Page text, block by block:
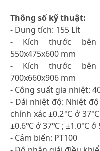
Thông số kỹ thuật:
- Dung tích: 155 Lít
- Kích thước bên
550x475x600 mm
- Kích thước bên
700x660x906 mm
- Công suất gia nhiệt:
- Dải nhiệt độ: Nhiệt
chính xác ±0.2℃ ở
±0.6℃ ở 37℃ ; ±1.0℃ ở
- Cảm biến: PT100